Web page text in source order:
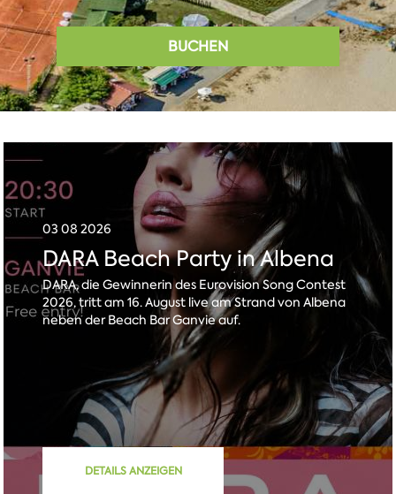
BUCHEN
03 08 2026
DARA Beach Party in Albena
DARA, die Gewinnerin des Eurovision Song Contest
2026, tritt am 16. August live am Strand von Albena
neben der Beach Bar Ganvie auf.
DETAILS ANZEIGEN